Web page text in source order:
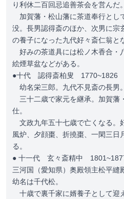
り利休二百回忌追善茶会を営んだ。
加賀藩・松山藩に茶道奉行とし
没。長男認得斎のほか、次男に宗
の養子になった九代好々斎仁翁と
好みの茶道具には松ノ木香合・
絵煙草盆などがある。
●十代 認得斎柏叟 1770~1826
幼名栄三郎。九代不見斎の長男。
三十二歳で家元を継承。加賀藩
仕。
文政九年五十七歳で亡くなる。
風炉、夕顔棗、折撓棗、一閑三日
る。
● 十一代 玄々斎精中
三河国（愛知県）奥殿領主松平縫
幼名は千代松。
十歳で裏千家に婿養子として迎